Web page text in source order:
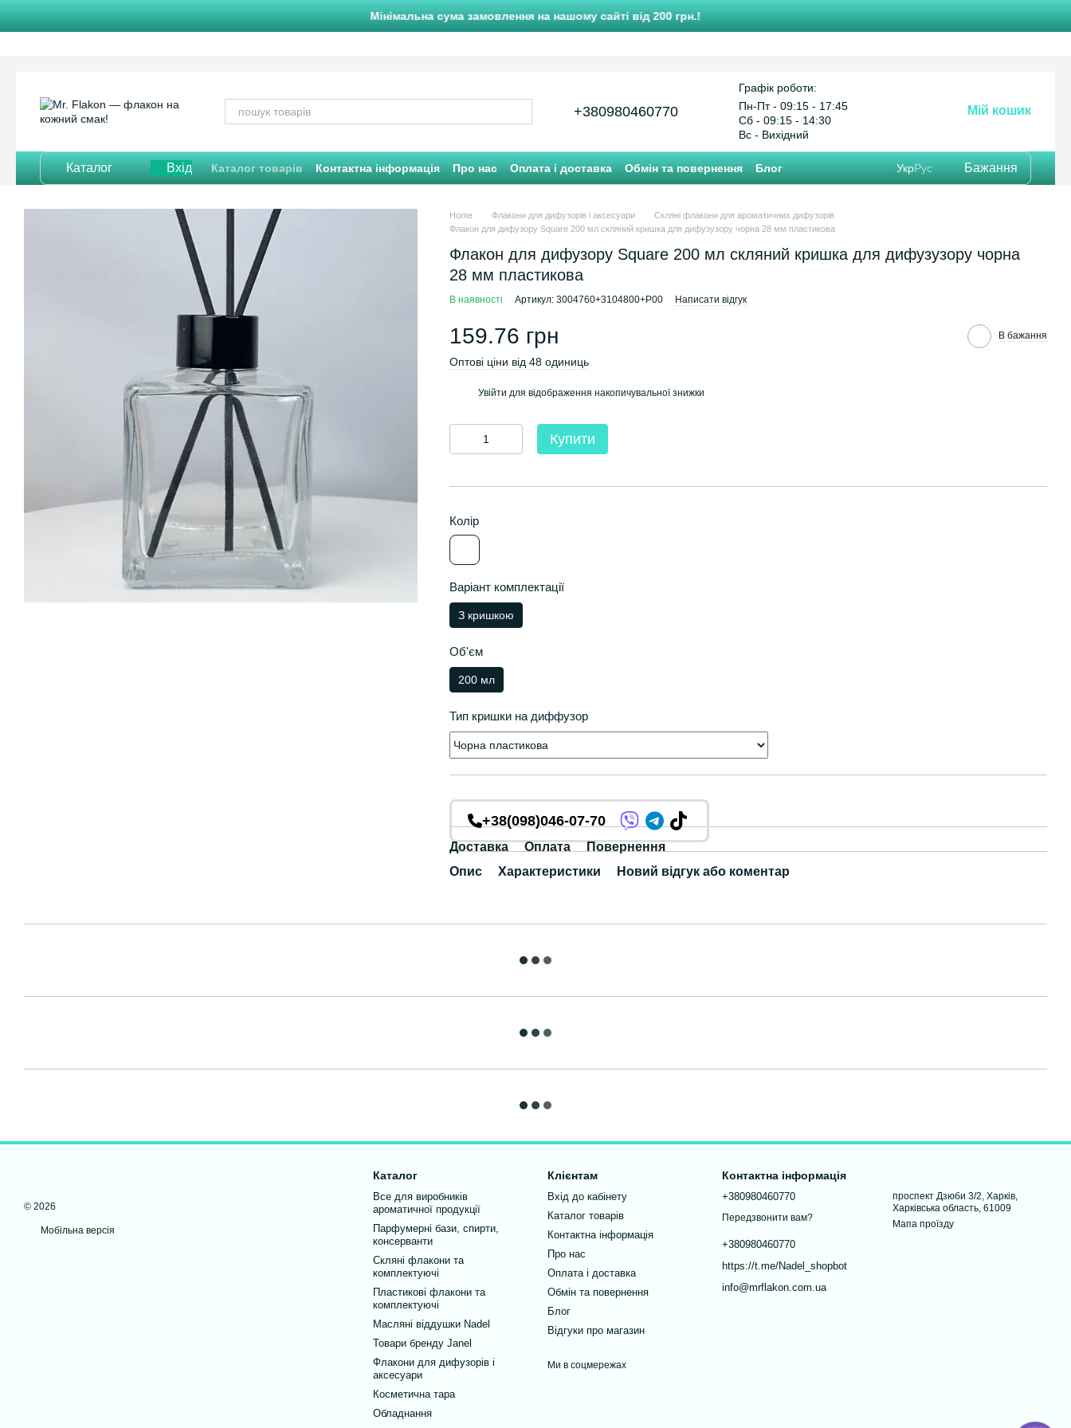
Мінімальна сума замовлення на нашому сайті від 200 грн.!
+380980460770
Графік роботи:
Пн-Пт - 09:15 - 17:45
Cб - 09:15 - 14:30
Вс - Вихідний
Мій кошик
Каталог Вхід Каталог товарів Контактна інформація Про нас Оплата і доставка Обмін та повернення
Блог
Відгуки про магазин
УкрРус Бажання
Home Флакони для дифузорів і аксесуари
Скляні флакони для ароматичних дифузорів
Флакон для дифузору Square 200 мл скляний кришка для дифузузору чорна 28 мм пластикова
Флакон для дифузору Square 200 мл скляний кришка для дифузузору чорна
28 мм пластикова
В наявності Артикул: 3004760+3104800+P00 Написати відгук
159.76 грн В бажання
Оптові ціни від 48 одиниць
Увійти для відображення накопичувальної знижки
Купити
Колір
Варіант комплектації
З кришкою
Об'єм
200 мл
Тип кришки на диффузор
+38(098)046-07-70
Доставка Оплата
Повернення
Опис
Характеристики Новий відгук або коментар
© 2026
Мобільна версія
Каталог
Все для виробників
ароматичної продукції
Парфумерні бази, спирти,
консерванти
Скляні флакони та
комплектуючі
Пластикові флакони та
комплектуючі
Масляні віддушки Nadel
Товари бренду Janel
Флакони для дифузорів і
аксесуари
Косметична тара
Обладнання
Клієнтам
Вхід до кабінету
Каталог товарів
Контактна інформація
Про нас
Оплата і доставка
Обмін та повернення
Блог
Відгуки про магазин
Ми в соцмережах
Контактна інформація
+380980460770
Передзвонити вам?
+380980460770
https://t.me/Nadel_shopbot
info@mrflakon.com.ua
проспект Дзюби 3/2, Харків,
Харківська область, 61009
Мапа проїзду